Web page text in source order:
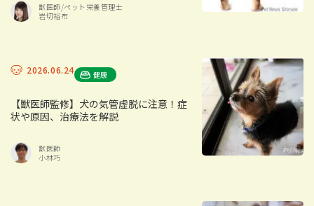
獣医師/ペット栄養管理士
岩切裕布
2026.06.24 健康
【獣医師監修】犬の気管虚脱に注意！症
状や原因、治療法を解説
獣医師
小林巧